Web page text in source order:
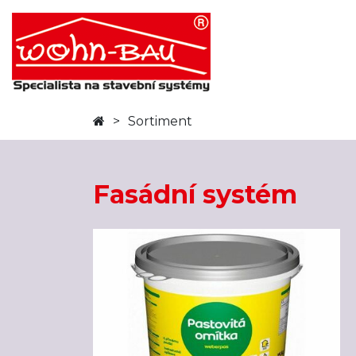
Sortiment
Fasádní systém